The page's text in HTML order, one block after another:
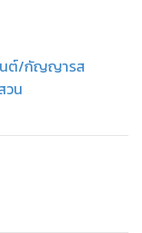
ต์/กัญญารส
วน